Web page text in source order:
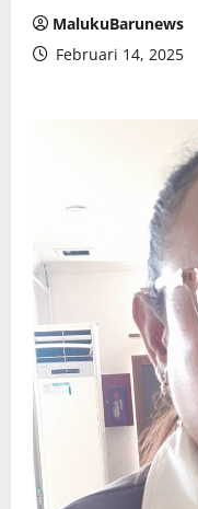
MalukuBarunews
Februari 14, 2025